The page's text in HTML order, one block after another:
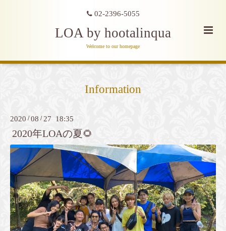
02-2396-5055
LOA by hootalinqua
Welcome to our homepage
Information
2020 /08 / 27 18:35
2020年LOAの夏🌻